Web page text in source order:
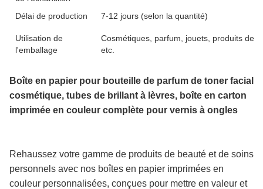
Délai de production 7-12 jours (selon la quantité)
Utilisation de
l'emballage
Cosmétiques, parfum, jouets, produits de
etc.
Boîte en papier pour bouteille de parfum de toner facial
cosmétique, tubes de brillant à lèvres, boîte en carton
imprimée en couleur complète pour vernis à ongles
Rehaussez votre gamme de produits de beauté et de soins
personnels avec nos boîtes en papier imprimées en
couleur personnalisées, conçues pour mettre en valeur et